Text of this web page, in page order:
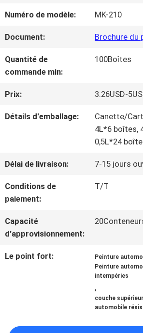
VISITE
D'USINE
CONTRÔLE
DE
QUALITÉ
CONTACT
NOUVELLES
Numéro de modèle: MK-210
Document: Brochure du
Quantité de
commande min:
100Boîtes
Prix: 3.26USD-
Détails d'emballage:
Canette/
4L*6 boîtes,
0,5L*24
Délai de livraison: 7-15 jours
Conditions de
paiement:
T/T
Capacité
d'approvisionnement:
Le point fort: Peinture
Peinture
intempéries
,
couche
automobile